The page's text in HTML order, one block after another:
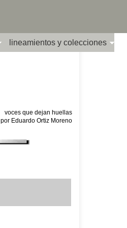
lineamientos y colecciones
voces que dejan huellas
por Eduardo Ortiz Moreno